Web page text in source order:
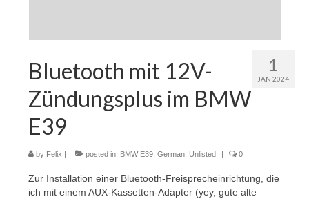
1
JAN 2024
Bluetooth mit 12V-
Zündungsplus im BMW
E39
by Felix | posted in: BMW E39 German Unlisted | 0
Zur Installation einer Bluetooth-Freisprecheinrichtung, die
ich mit einem AUX-Kassetten-Adapter (yey, gute alte